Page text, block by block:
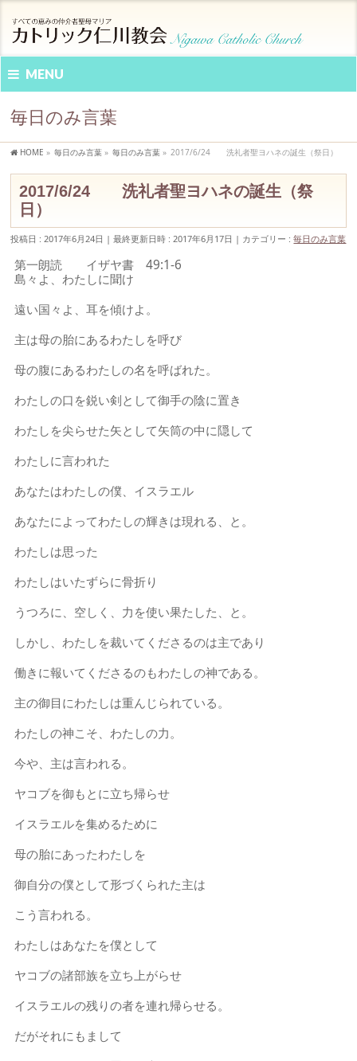
MENU
毎日のみ言葉
HOME » 毎日のみ言葉 » 毎日のみ言葉 » 2017/6/24 洗礼者聖ヨハネの誕生（祭日）
2017/6/24 洗礼者聖ヨハネの誕生（祭
日）
投稿日 : 2017年6月24日 最終更新日時 : 2017年6月17日 カテゴリー :毎日のみ言葉
第一朗読 イザヤ書 49:1-6
島々よ、わたしに聞け
遠い国々よ、耳を傾けよ。
主は母の胎にあるわたしを呼び
母の腹にあるわたしの名を呼ばれた。
わたしの口を鋭い剣として御手の陰に置き
わたしを尖らせた矢として矢筒の中に隠して
わたしに言われた
あなたはわたしの僕、イスラエル
あなたによってわたしの輝きは現れる、と。
わたしは思った
わたしはいたずらに骨折り
うつろに、空しく、力を使い果たした、と。
しかし、わたしを裁いてくださるのは主であり
働きに報いてくださるのもわたしの神である。
主の御目にわたしは重んじられている。
わたしの神こそ、わたしの力。
今や、主は言われる。
ヤコブを御もとに立ち帰らせ
イスラエルを集めるために
母の胎にあったわたしを
御自分の僕として形づくられた主は
こう言われる。
わたしはあなたを僕として
ヤコブの諸部族を立ち上がらせ
イスラエルの残りの者を連れ帰らせる。
だがそれにもまして